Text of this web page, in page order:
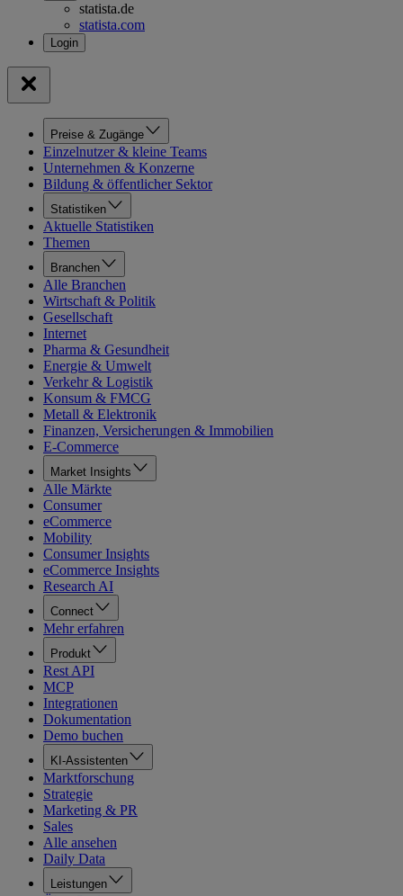
statista.de
statista.com
Preise & Zugänge
Einzelnutzer & kleine Teams
Unternehmen & Konzerne
Bildung & öffentlicher Sektor
Statistiken
Aktuelle Statistiken
Themen
Branchen
Alle Branchen
Wirtschaft & Politik
Gesellschaft
Internet
Pharma & Gesundheit
Energie & Umwelt
Verkehr & Logistik
Konsum & FMCG
Metall & Elektronik
Finanzen, Versicherungen & Immobilien
E-Commerce
Market Insights
Alle Märkte
Consumer
eCommerce
Mobility
Consumer Insights
eCommerce Insights
Research AI
Connect
Mehr erfahren
Produkt
Rest API
MCP
Integrationen
Dokumentation
Demo buchen
KI-Assistenten
Marktforschung
Strategie
Marketing & PR
Sales
Alle ansehen
Daily Data
Leistungen